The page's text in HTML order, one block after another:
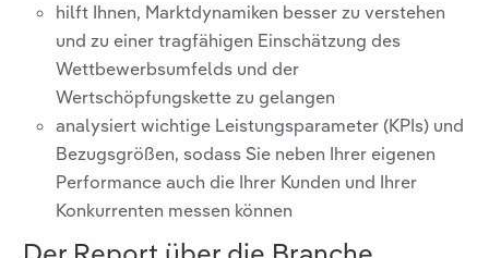
hilft Ihnen, Marktdynamiken besser zu verstehen
und zu einer tragfähigen Einschätzung des
Wettbewerbsumfelds und der
Wertschöpfungskette zu gelangen
analysiert wichtige Leistungsparameter (KPIs) und
Bezugsgrößen, sodass Sie neben Ihrer eigenen
Performance auch die Ihrer Kunden und Ihrer
Konkurrenten messen können